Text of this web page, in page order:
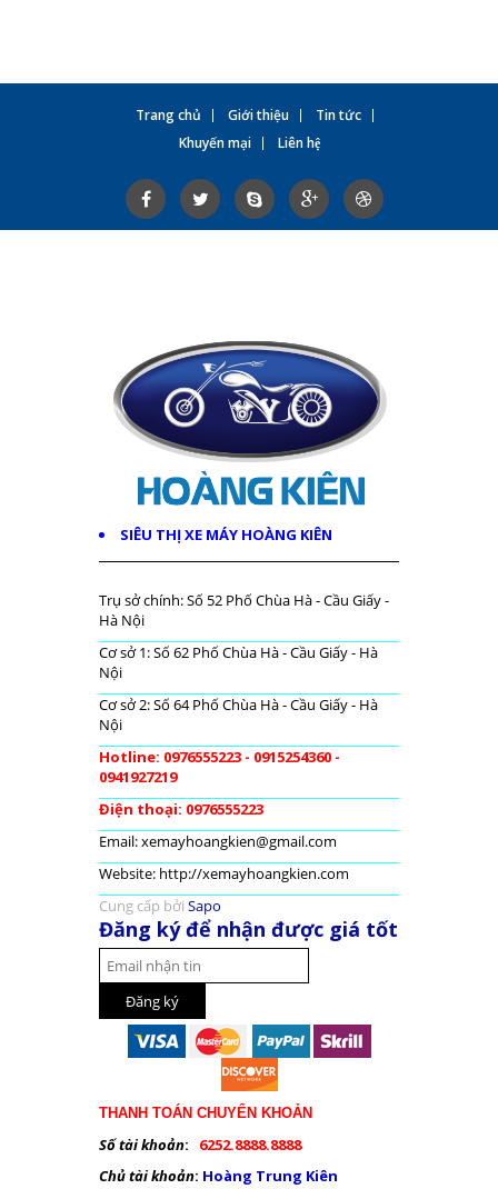
Trang chủ Giới thiệu
Tin tức
Khuyến mại
Liên hệ
SIÊU THỊ XE MÁY HOÀNG KIÊN
Trụ sở chính: Số 52 Phố Chùa Hà - Cầu Giấy -
Hà Nội
Cơ sở 1: Số 62 Phố Chùa Hà - Cầu Giấy - Hà
Nội
Cơ sở 2: Số 64 Phố Chùa Hà - Cầu Giấy - Hà
Nội
Hotline: 0976555223 - 0915254360 -
0941927219
Điện thoại: 0976555223
Email: xemayhoangkien@gmail.com
Website: http://xemayhoangkien.com
Cung cấp bởi Sapo
Đăng ký để nhận được giá tốt
THANH TOÁN CHUYỂN KHOẢN
Số tài khoản:
6252.8888.8888
Chủ tài khoản: Hoàng Trung Kiên